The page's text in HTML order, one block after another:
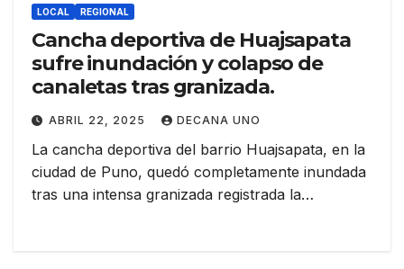
LOCAL REGIONAL
Cancha deportiva de Huajsapata
sufre inundación y colapso de
canaletas tras granizada.
ABRIL 22, 2025 DECANA UNO
La cancha deportiva del barrio Huajsapata, en la
ciudad de Puno, quedó completamente inundada
tras una intensa granizada registrada la…